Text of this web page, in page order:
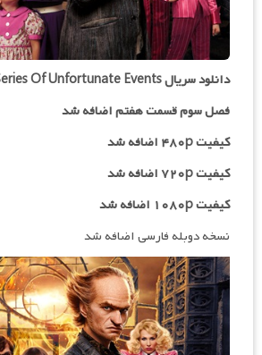
دانلود سریال A Series Of Unfortunate Events با لینک مستقیم
فصل سوم قسمت هفتم اضافه شد
کیفیت ۴۸۰p اضافه شد
کیفیت ۷۲۰p
اضافه شد
کیفیت ۱۰۸۰p اضافه شد
نسخه دوبله فارسی اضافه شد